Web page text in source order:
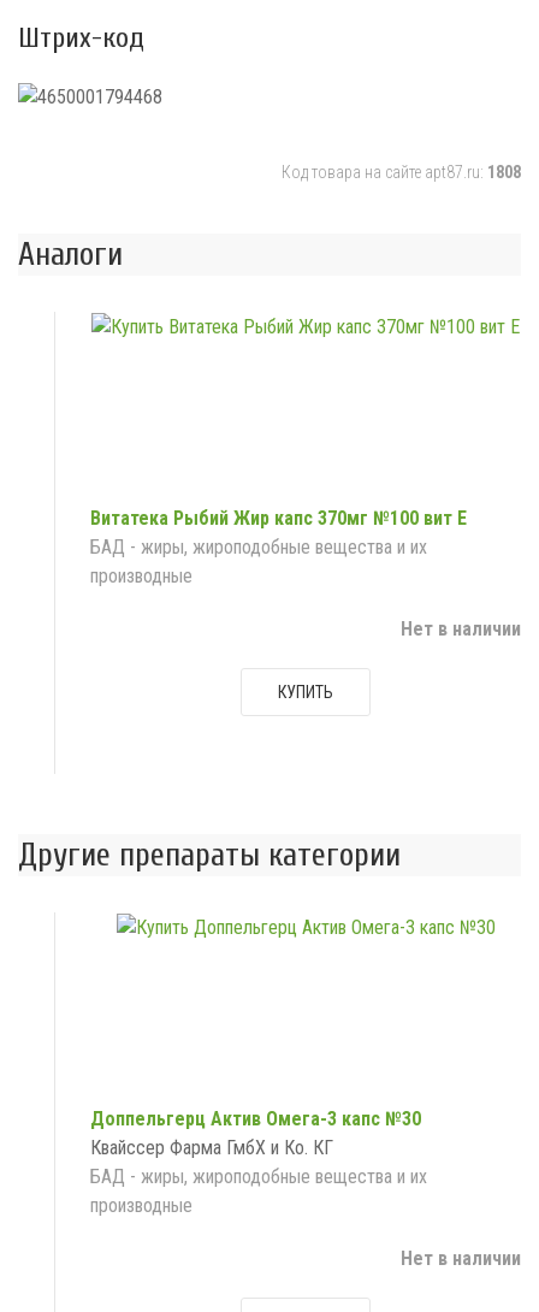
Штрих-код
Код товара на сайте apt87.ru: 1808
Аналоги
Витатека Рыбий Жир капс 370мг №100 вит E
БАД - жиры, жироподобные вещества и их
производные
Нет в наличии
КУПИТЬ
Другие препараты категории
Доппельгерц Актив Омега-3 капс №30
Квайссер Фарма ГмбХ и Ко. КГ
БАД - жиры, жироподобные вещества и их
производные
Нет в наличии